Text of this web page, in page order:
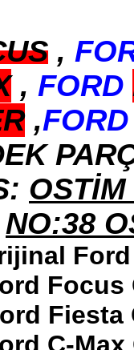
,
, FORD
,FORD
NO:38
Ford
Focus
Fiesta